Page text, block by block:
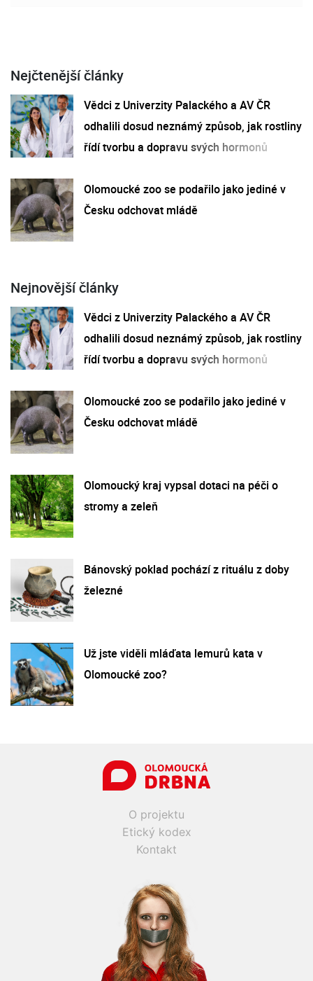
Nejčtenější články
Vědci z Univerzity Palackého a AV ČR
odhalili dosud neznámý způsob, jak rostliny
řídí tvorbu a dopravu svých hormonů
Olomoucké zoo se podařilo jako jediné v
Česku odchovat mládě
Nejnovější články
Vědci z Univerzity Palackého a AV ČR
odhalili dosud neznámý způsob, jak rostliny
řídí tvorbu a dopravu svých hormonů
Olomoucké zoo se podařilo jako jediné v
Česku odchovat mládě
Olomoucký kraj vypsal dotaci na péči o
stromy a zeleň
Bánovský poklad pochází z rituálu z doby
železné
Už jste viděli mláďata lemurů kata v
Olomoucké zoo?
O projektu
Etický kodex
Kontakt